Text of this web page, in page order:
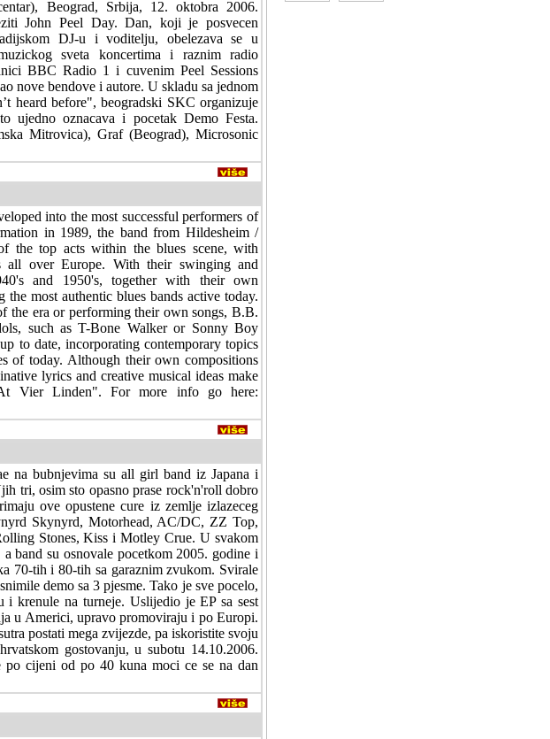
Beograd, Srbija, 12. oktobra 2006.
John Peel Day. Dan, koji je posvecen
DJ-u i voditelju, obelezava se u
sveta koncertima i raznim radio
BBC Radio 1 i cuvenim Peel Sessions
nove bendove i autore. U skladu sa jednom
heard before", beogradski SKC organizuje
ujedno oznacava i pocetak Demo Festa.
Mitrovica), Graf (Beograd), Microsonic
into the most successful performers of
in 1989, the band from Hildesheim /
the top acts within the blues scene, with
all over Europe. With their swinging and
and 1950's, together with their own
most authentic blues bands active today.
the era or performing their own songs, B.B.
such as T-Bone Walker or Sonny Boy
to date, incorporating contemporary topics
of today. Although their own compositions
lyrics and creative musical ideas make
Vier Linden". For more info go here:
na bubnjevima su all girl band iz Japana i
tri, osim sto opasno prase rock'n'roll dobro
ove opustene cure iz zemlje izlazeceg
Skynyrd, Motorhead, AC/DC, ZZ Top,
Stones, Kiss i Motley Crue. U svakom
band su osnovale pocetkom 2005. godine i
70-tih i 80-tih sa garaznim zvukom. Svirale
demo sa 3 pjesme. Tako je sve pocelo,
i krenule na turneje. Uslijedio je EP sa sest
u Americi, upravo promoviraju i po Europi.
postati mega zvijezde, pa iskoristite svoju
gostovanju, u subotu 14.10.2006.
cijeni od po 40 kuna moci ce se na dan